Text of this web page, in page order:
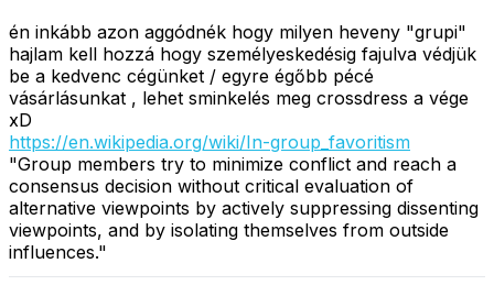
én inkább azon aggódnék hogy milyen heveny "grupi"
hajlam kell hozzá hogy személyeskedésig fajulva védjük
be a kedvenc cégünket / egyre égőbb pécé
vásárlásunkat , lehet sminkelés meg crossdress a vége
xD
https://en.wikipedia.org/wiki/In-group_favoritism
"Group members try to minimize conflict and reach a
consensus decision without critical evaluation of
alternative viewpoints by actively suppressing dissenting
viewpoints, and by isolating themselves from outside
influences."